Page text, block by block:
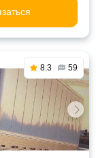
8.3 59